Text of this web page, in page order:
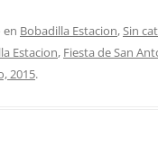
en Bobadilla Estacion,Sin
Estacion, Fiesta de San
2015.